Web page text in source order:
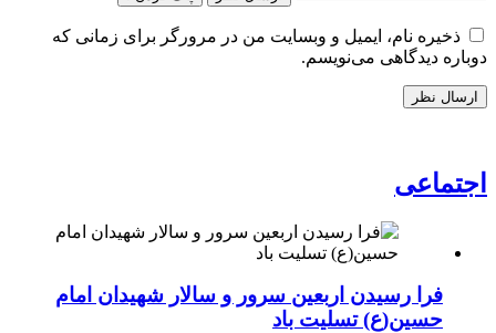
ذخیره نام، ایمیل و وبسایت من در مرورگر برای زمانی که
دوباره دیدگاهی می‌نویسم.
اجتماعی
فرا رسیدن اربعین سرور و سالار شهیدان امام
حسین(ع) تسلیت باد